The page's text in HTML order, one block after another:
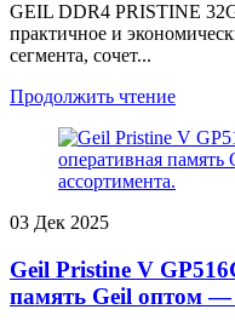
GEIL DDR4 PRISTINE
практичное и
сегмента, сочет...
Продолжить чтение
03 Дек 2025
Geil Pristine V
память Geil оптом —